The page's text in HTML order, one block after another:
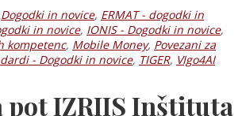
Dogodki in novice, ERMAT - dogodki in
in novice, IONIS - Dogodki in novice,
kompetenc, Mobile Money, Povezani za
- Dogodki in novice, TIGER, VIgo4AI
pot IZRIIS Inštituta